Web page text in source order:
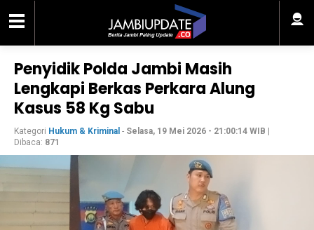
Penyidik Polda Jambi Masih
Lengkapi Berkas Perkara Alung
Kasus 58 Kg Sabu
Kategori Hukum & Kriminal - Selasa, 19 Mei 2026 - 21:00:14 WIB
Dibaca: 871